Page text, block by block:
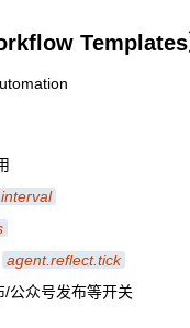
interval
agent.reflect.tick
/公众号发布等开关